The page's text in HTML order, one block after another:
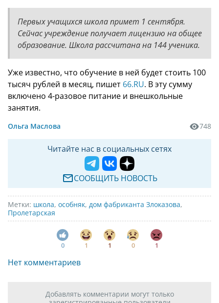
Первых учащихся школа примет 1 сентября.
Сейчас учреждение получает лицензию на общее
образование. Школа рассчитана на 144 ученика.
Уже известно, что обучение в ней будет стоить 100
тысяч рублей в месяц, пишет 66.RU. В эту сумму
включено 4-разовое питание и внешкольные
занятия.
Ольга Маслова 748
Читайте нас в социальных сетях
СООБЩИТЬ НОВОСТЬ
Метки: школа, особняк, дом фабриканта Злоказова,
Пролетарская
0 1 1 0 1
Нет комментариев
Добавлять комментарии могут только